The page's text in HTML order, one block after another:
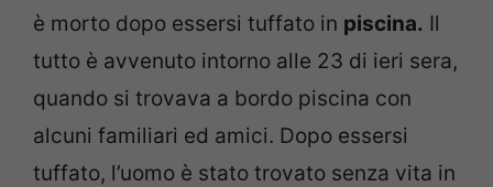
è morto dopo essersi tuffato in piscina. Il
tutto è avvenuto intorno alle 23 di ieri sera,
quando si trovava a bordo piscina con
alcuni familiari ed amici. Dopo essersi
tuffato, l’uomo è stato trovato senza vita in